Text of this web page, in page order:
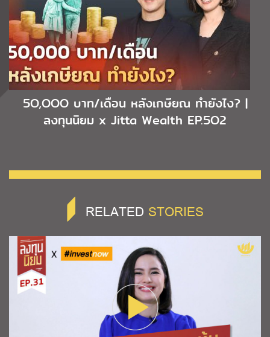
5O,OOO บาท/เดือน หลังเกษียณ ทำยังไง? |
ลงทุนนิยม x Jitta Wealth EP.5O2
RELATED STORIES